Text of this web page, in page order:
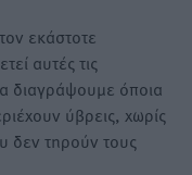
εκάστοτε
αυτές τις
διαγράψουμε όποια
ύβρεις, χωρίς
δεν τηρούν τους